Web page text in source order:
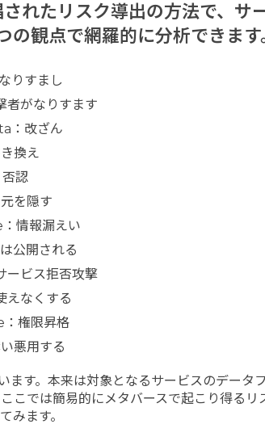
れたリスク導出の方法で、サ
の観点で網羅的に分析できます
りすまし
者がなりすます
：改ざん
換え
認
を隠す
情報漏えい
公開される
ビス拒否攻撃
えなくする
権限昇格
悪用する
す。本来は対象となるサービスのデータ
こでは簡易的にメタバースで起こり得るリ
みます。